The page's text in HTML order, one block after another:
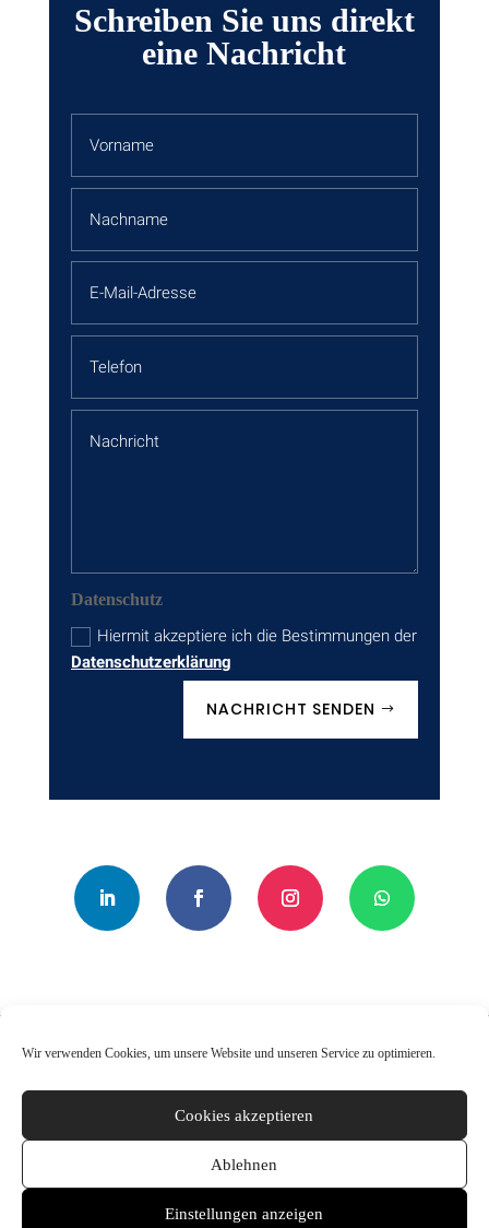
Wir verwenden Cookies, um unsere Website und unseren Service zu optimieren.
Cookies akzeptieren
Ablehnen
Einstellungen anzeigen
Schreiben Sie uns direkt
eine Nachricht
Datenschutz
Hiermit akzeptiere ich die Bestimmungen der
Datenschutzerklärung
NACHRICHT SENDEN
Impressum
Datenschutzerklärung
AGB